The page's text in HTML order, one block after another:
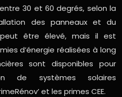
30 et 60 degrés, selon la
des panneaux et du
être élevé, mais il est
d’énergie réalisées à long
sont disponibles pour
de systèmes solaires
et les primes CEE.